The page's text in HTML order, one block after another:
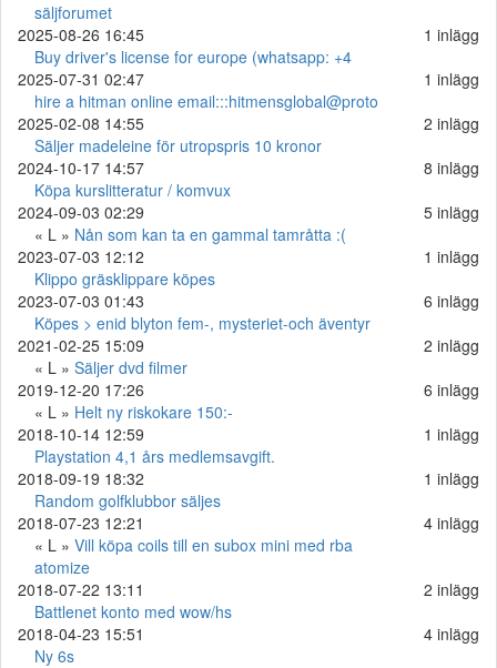
säljforumet
1 inlägg
2025-08-26 16:45
Buy driver's license for europe (whatsapp: +4
1 inlägg
2025-07-31 02:47
hire a hitman online email:::hitmensglobal@proto
2 inlägg
2025-02-08 14:55
Säljer madeleine för utropspris 10 kronor
8 inlägg
2024-10-17 14:57
Köpa kurslitteratur / komvux
5 inlägg
2024-09-03 02:29
« L » Nån som kan ta en gammal tamråtta :(
1 inlägg
2023-07-03 12:12
Klippo gräsklippare köpes
6 inlägg
2023-07-03 01:43
Köpes > enid blyton fem-, mysteriet-och äventyr
2 inlägg
2021-02-25 15:09
« L » Säljer dvd filmer
6 inlägg
2019-12-20 17:26
« L » Helt ny riskokare 150:-
1 inlägg
2018-10-14 12:59
Playstation 4,1 års medlemsavgift.
1 inlägg
2018-09-19 18:32
Random golfklubbor säljes
4 inlägg
2018-07-23 12:21
« L » Vill köpa coils till en subox mini med rba
atomize
2 inlägg
2018-07-22 13:11
Battlenet konto med wow/hs
4 inlägg
2018-04-23 15:51
Ny 6s